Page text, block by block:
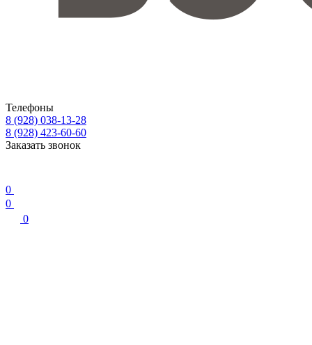
Телефоны
8 (928) 038-13-28
8 (928) 423-60-60
Заказать звонок
0
0
0